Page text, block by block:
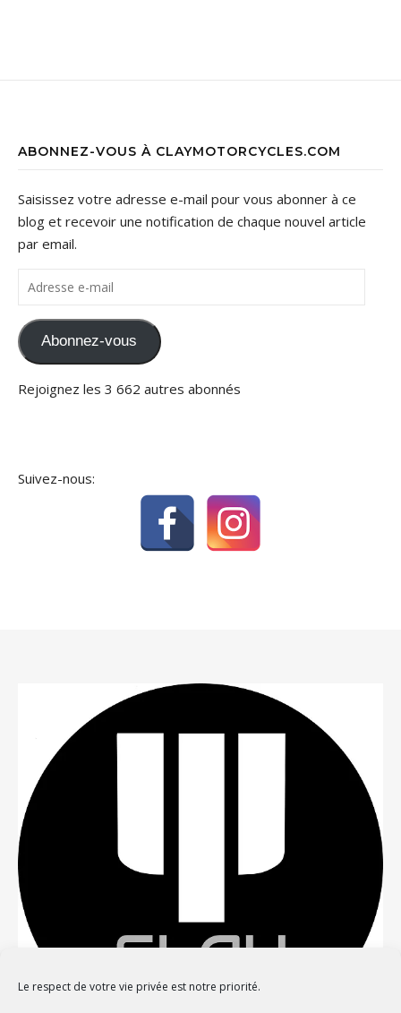
Le respect de votre vie privée est notre priorité.
ABONNEZ-VOUS À CLAYMOTORCYCLES.COM
Saisissez votre adresse e-mail pour vous abonner à ce
blog et recevoir une notification de chaque nouvel article
par email.
Adresse e-mail
Abonnez-vous
Rejoignez les 3 662 autres abonnés
Suivez-nous: